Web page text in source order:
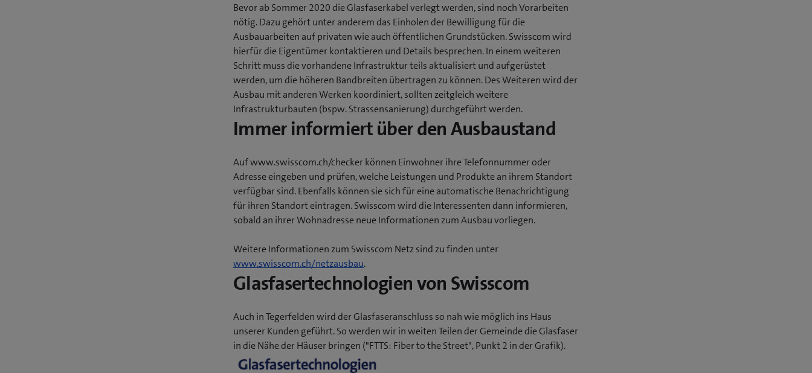
Bevor ab Sommer 2020 die Glasfaserkabel verlegt werden, sind noch Vorarbeiten
nötig. Dazu gehört unter anderem das Einholen der Bewilligung für die
Ausbauarbeiten auf privaten wie auch öffentlichen Grundstücken. Swisscom wird
hierfür die Eigentümer kontaktieren und Details besprechen. In einem weiteren
Schritt muss die vorhandene Infrastruktur teils aktualisiert und aufgerüstet
werden, um die höheren Bandbreiten übertragen zu können. Des Weiteren wird der
Ausbau mit anderen Werken koordiniert, sollten zeitgleich weitere
Infrastrukturbauten (bspw. Strassensanierung) durchgeführt werden.
Immer informiert über den Ausbaustand
Auf www.swisscom.ch/checker können Einwohner ihre Telefonnummer oder
Adresse eingeben und prüfen, welche Leistungen und Produkte an ihrem Standort
verfügbar sind. Ebenfalls können sie sich für eine automatische Benachrichtigung
für ihren Standort eintragen. Swisscom wird die Interessenten dann informieren,
sobald an ihrer Wohnadresse neue Informationen zum Ausbau vorliegen.
Weitere Informationen zum Swisscom Netz sind zu finden unter
www.swisscom.ch/netzausbau.
Glasfasertechnologien von Swisscom
Auch in Tegerfelden wird der Glasfaseranschluss so nah wie möglich ins Haus
unserer Kunden geführt. So werden wir in weiten Teilen der Gemeinde die Glasfaser
in die Nähe der Häuser bringen ("FTTS: Fiber to the Street", Punkt 2 in der Grafik).